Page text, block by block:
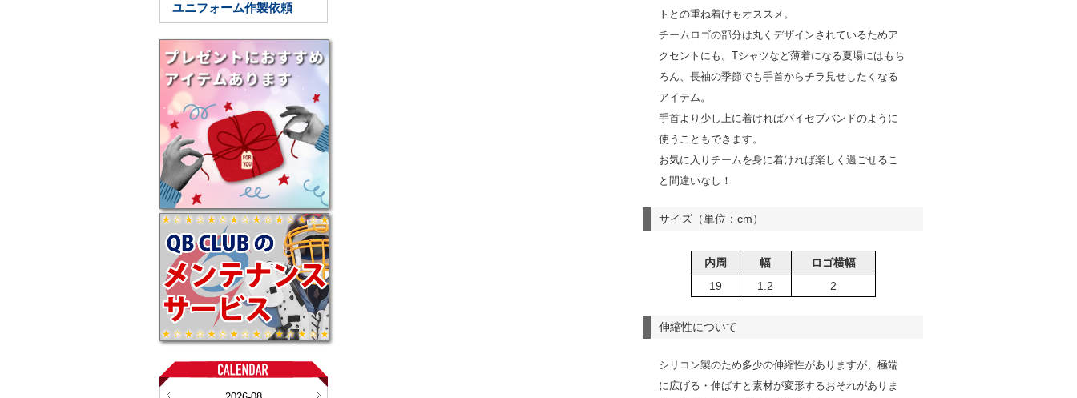
ユニフォーム作製依頼
トとの重ね着けもオススメ。
チームロゴの部分は丸くデザインされているためア
クセントにも。Tシャツなど薄着になる夏場にはもち
ろん、長袖の季節でも手首からチラ見せしたくなる
アイテム。
手首より少し上に着ければバイセプバンドのように
使うこともできます。
お気に入りチームを身に着ければ楽しく過ごせるこ
と間違いなし！
サイズ（単位：cm）
内周 幅
ロゴ横幅
19
1.2 2
伸縮性について
シリコン製のため多少の伸縮性がありますが、極端
に広げる・伸ばすと素材が変形するおそれがありま